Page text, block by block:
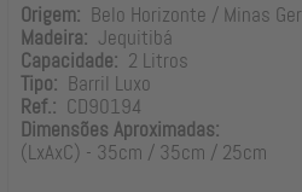
Origem: Belo Horizonte / Minas
Madeira: Jequitibá
Capacidade: 2 Litros
Tipo: Barril Luxo
Ref.: CD90194
Dimensões Aproximadas:
(LxAxC) - 35cm / 35cm / 25cm